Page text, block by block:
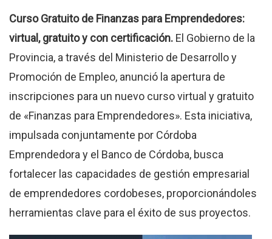
Curso Gratuito de Finanzas para Emprendedores:
virtual, gratuito y con certificación. El Gobierno de la
Provincia, a través del Ministerio de Desarrollo y
Promoción de Empleo, anunció la apertura de
inscripciones para un nuevo curso virtual y gratuito
de «Finanzas para Emprendedores». Esta iniciativa,
impulsada conjuntamente por Córdoba
Emprendedora y el Banco de Córdoba, busca
fortalecer las capacidades de gestión empresarial
de emprendedores cordobeses, proporcionándoles
herramientas clave para el éxito de sus proyectos.